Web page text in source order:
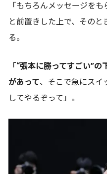
「もちろんメッセージを
と前置きした上で、その
る。
「“張本に勝ってすごい”の
があって、そこで急にスイ
してやるぞって」。